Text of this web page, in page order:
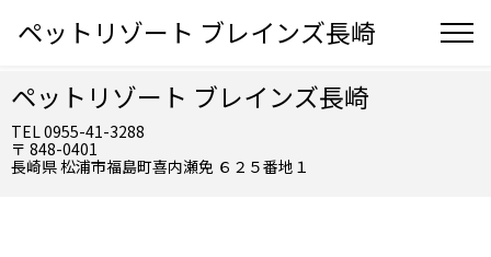
ペットリゾート ブレインズ長崎
ペットリゾート ブレインズ長崎
TEL 0955-41-3288
〒 848-0401
長崎県 松浦市福島町喜内瀬免 ６２５番地１